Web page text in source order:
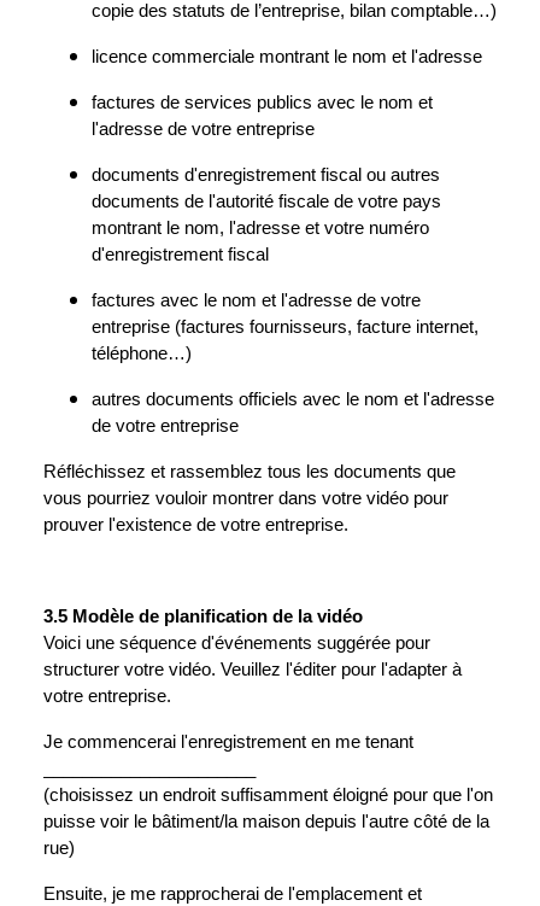
copie des statuts de l’entreprise, bilan comptable…)
licence commerciale montrant le nom et l'adresse
factures de services publics avec le nom et
l'adresse de votre entreprise
documents d'enregistrement fiscal ou autres
documents de l'autorité fiscale de votre pays
montrant le nom, l'adresse et votre numéro
d'enregistrement fiscal
factures avec le nom et l'adresse de votre
entreprise (factures fournisseurs, facture internet,
téléphone…)
autres documents officiels avec le nom et l'adresse
de votre entreprise
Réfléchissez et rassemblez tous les documents que
vous pourriez vouloir montrer dans votre vidéo pour
prouver l'existence de votre entreprise.
3.5 Modèle de planification de la vidéo
Voici une séquence d'événements suggérée pour
structurer votre vidéo. Veuillez l'éditer pour l'adapter à
votre entreprise.
Je commencerai l'enregistrement en me tenant
(choisissez un endroit suffisamment éloigné pour que l'on
puisse voir le bâtiment/la maison depuis l'autre côté de la
rue)
Ensuite, je me rapprocherai de l'emplacement et